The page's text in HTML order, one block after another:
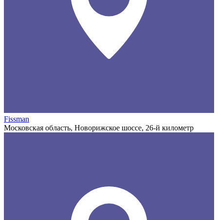
Fissman
Московская область, Новорижское шоссе, 26-й километр